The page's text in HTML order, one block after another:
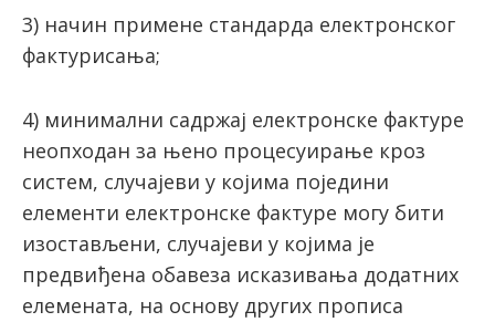
3) начин примене стандарда електронског
фактурисања;
4) минимални садржај електронске фактуре
неопходан за њено процесуирање кроз
систем, случајеви у којима поједини
елементи електронске фактуре могу бити
изостављени, случајеви у којима је
предвиђена обавеза исказивања додатних
елемената, на основу других прописа